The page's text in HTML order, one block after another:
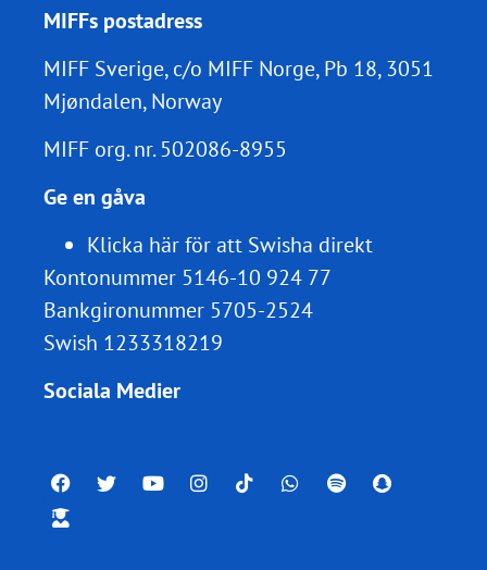
MIFFs postadress
MIFF Sverige, c/o MIFF Norge, Pb 18, 3051
Mjøndalen, Norway
MIFF org. nr.502086-8955
Ge en gåva
Klicka här för att Swisha direkt
Kontonummer 5146-10 924 77
Bankgironummer 5705-2524
Swish 1233318219
Sociala Medier